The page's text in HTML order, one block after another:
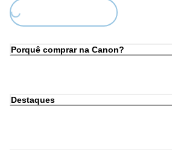
Loading...
Porquê comprar na Canon?
Destaques